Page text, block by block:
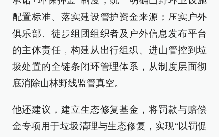
配置标准、落实建设管护资金来源；压实户外
俱乐部、徒步组团组织者及户外信息发布平台
的主体责任，构建从出行组织、进山管控到垃
圾处置的全链条闭环管理体系，从制度层面彻
底消除山林野线监管真空。
他还建议，建立生态修复基金，将罚款与赔偿
金专项用于垃圾清理与生态修复，实现“以罚促